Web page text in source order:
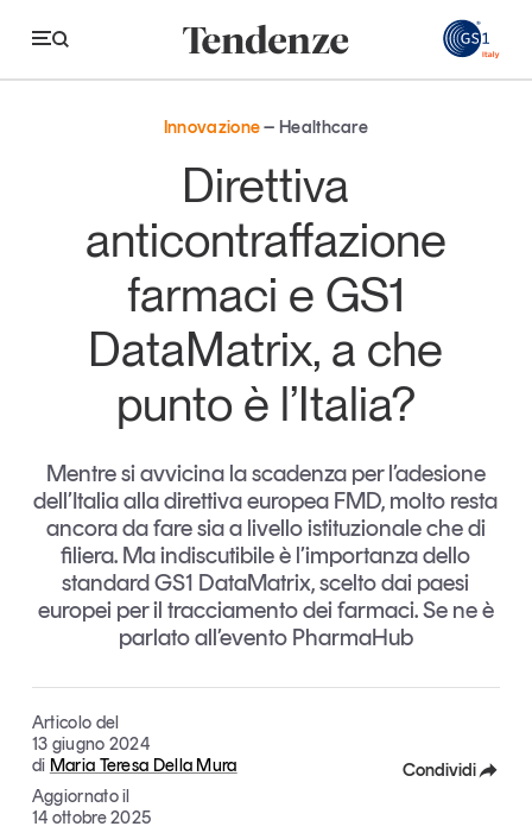
Tendenze
Economia e consumi
Innovazione
Logistica
Retail e brand
Sostenibilità
Magazine
Articoli
Opinioni
Dossier
Interviste
Comunicati stampa
Video
Podcast
Studi e ricerche
Tutti gli studi e le ricerche
Innovazione Healthcare
Direttiva
anticontraffazione
farmaci e GS1
DataMatrix, a che
punto è l’Italia?
Mentre si avvicina la scadenza per l’adesione
dell’Italia alla direttiva europea FMD, molto resta
ancora da fare sia a livello istituzionale che di
filiera. Ma indiscutibile è l’importanza dello
standard GS1 DataMatrix, scelto dai paesi
europei per il tracciamento dei farmaci. Se ne è
parlato all’evento PharmaHub
Articolo del
13 giugno 2024
di Maria Teresa Della Mura
Aggiornato il
14 ottobre 2025
Condividi